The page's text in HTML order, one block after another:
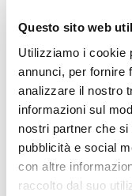
Questo sito web
Utilizziamo i cookie
annunci, per fornire
analizzare il nostro
informazioni sul
nostri partner che
pubblicità e social
con altre
raccolto dal suo
Colore Seduta
Beige
Materiale
Colore Struttura
Rosa pesca
Materiale
Poliestere
€ 28,00